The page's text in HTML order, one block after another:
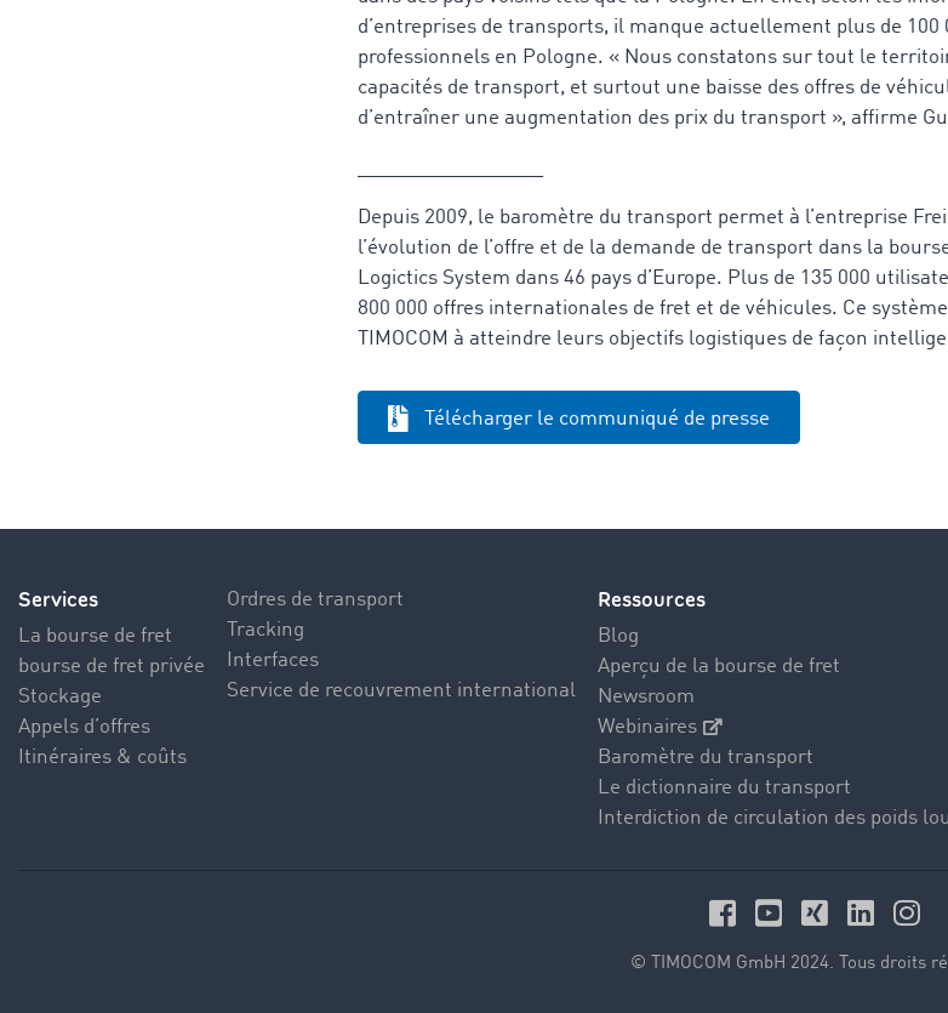
d’entreprises de transports, il manque actuellement plus de
professionnels en Pologne. « Nous constatons sur tout le
capacités de transport, et surtout une baisse des offres de
d’entraîner une augmentation des prix du transport », affirme
Depuis 2009, le baromètre du transport permet à l’entreprise
l’évolution de l’offre et de la demande de transport dans la
Logictics System dans 46 pays d’Europe. Plus de 135 000
800 000 offres internationales de fret et de véhicules. Ce
TIMOCOM à atteindre leurs objectifs logistiques de façon
Télécharger le communiqué de presse
Services
La bourse de fret
bourse de fret privée
Stockage
Appels d’offres
Itinéraires & coûts
Ordres de transport
Tracking
Interfaces
Service de recouvrement international
Ressources
Blog
Aperçu de la bourse de fret
Newsroom
Webinaires
Baromètre du transport
Le dictionnaire du transport
Interdiction de circulation des poids
© TIMOCOM GmbH 2024. Tous droits